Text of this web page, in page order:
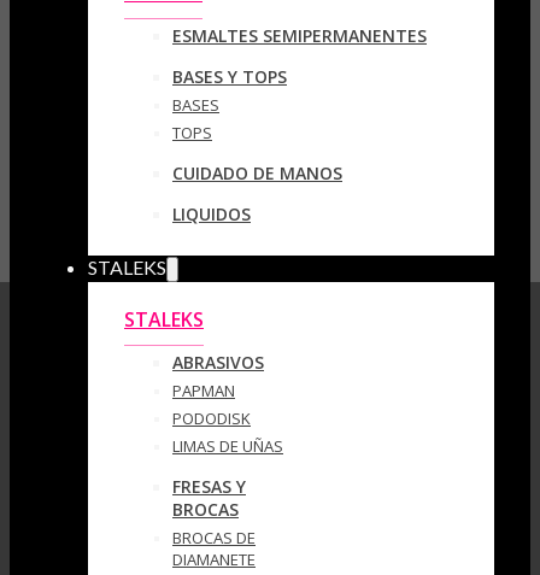
ESMALTES SEMIPERMANENTES
BASES Y TOPS
BASES
TOPS
CUIDADO DE MANOS
LIQUIDOS
STALEKS
STALEKS
ABRASIVOS
PAPMAN
PODODISK
LIMAS DE UÑAS
FRESAS Y
BROCAS
BROCAS DE
DIAMANETE